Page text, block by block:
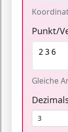
Punkt/
Gleiche